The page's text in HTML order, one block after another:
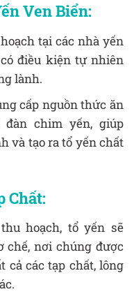
Ven Biển:
tại các nhà yến
điều kiện tự nhiên
lành.
cấp nguồn thức ăn
chim yến, giúp
và tạo ra tổ yến chất
Chất:
hoạch, tổ yến sẽ
chế, nơi chúng được
cả các tạp chất, lông